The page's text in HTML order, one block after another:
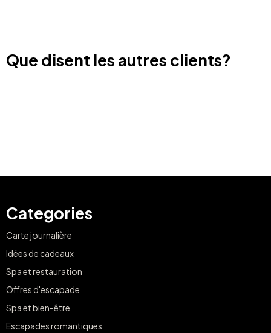
Que disent les autres clients?
Categories
Carte journalière
Idées de cadeaux
Spa et restauration
Offres d'escapade
Spa et bien-être
Escapades romantiques